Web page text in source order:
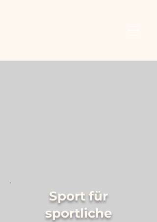
Sport für
sportliche